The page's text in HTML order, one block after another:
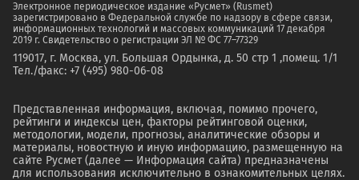
Электронное периодическое издание «Русмет» (Rusmet)
зарегистрировано в Федеральной службе по надзору в сфере связи,
информационных технологий и массовых коммуникаций 17 декабря
2019 г. Свидетельство о регистрации ЭЛ № ФС 77–77329
119017, г. Москва, ул. Большая Ордынка, д. 50 стр 1 ,помещ. 1/1
Тел./факс: +7 (495) 980-06-08
Представленная информация, включая, помимо прочего,
рейтинги и индексы цен, факторы рейтинговой оценки,
методологии, модели, прогнозы, аналитические обзоры и
материалы, новостную и иную информацию, размещенную на
сайте Русмет (далее — Информация сайта) предназначены
для использования исключительно в ознакомительных целях.